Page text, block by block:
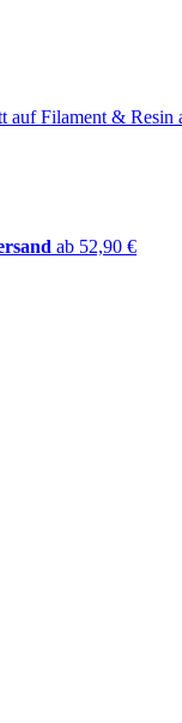
auf Filament & Resin
ab 52,90 €